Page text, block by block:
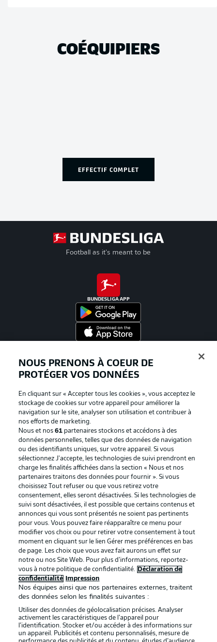
COÉQUIPIERS
EFFECTIF COMPLET
Football as it's meant to be
BUNDESLIGA APP
La publicité Conditions d’utilisation des
Mentions Légales Gérer mes préférences
Déclaration de
confidentialité
Diffuseurs
Travaux Contact
Impression Joueurs
NOUS PRENONS À COEUR DE
PROTÉGER VOS DONNÉES
En cliquant sur « Accepter tous les cookies », vous acceptez le
stockage de cookies sur votre appareil pour améliorer la
navigation sur le site, analyser son utilisation et contribuer à
nos efforts de marketing.
Nous et nos61 partenaires stockons et accédons à des
données personnelles, telles que des données de navigation
ou des identifiants uniques, sur votre appareil. Si vous
sélectionnez J'accepte, les technologies de suivi prendront en
charge les finalités affichées dans la section « Nous et nos
partenaires traitons des données pour fournir ». Si vous
choisissez Tout refuser ou que vous retirez votre
consentement, elles seront désactivées. Si les technologies de
suivi sont désactivées, il est possible que certains contenus et
annonces qui vous sont présentés ne soient pas pertinents
pour vous. Vous pouvez faire réapparaître ce menu pour
modifier vos choix ou pour retirer votre consentement à tout
moment en cliquant sur le lien Gérer mes préférences en bas
de page. Les choix que vous avez fait aurons un effet sur
notre ou nos Site Web. Pour plus d’informations, reportez-
vous à notre politique de confidentialité.
Déclaration de
confidentialité
Impression
Nos équipes ainsi que nos partenaires externes, traitent
des données selon les finalités suivantes :
Utiliser des données de géolocalisation précises. Analyser
activement les caractéristiques de l’appareil pour
l’identification. Stocker et/ou accéder à des informations sur
un appareil. Publicités et contenu personnalisés, mesure de